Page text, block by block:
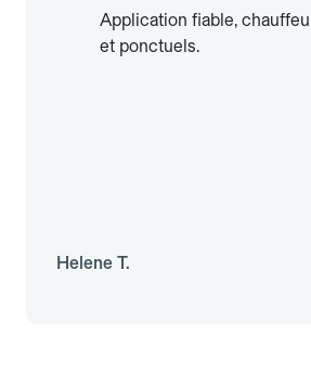
Application fiable,
et ponctuels.
Helene T.